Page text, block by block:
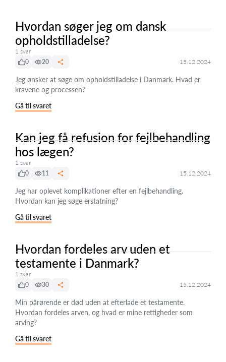
Hvordan søger jeg om dansk
opholdstilladelse?
1 svar
0
20 15.12.2024
Jeg ønsker at søge om opholdstilladelse i Danmark. Hvad er
kravene og processen?
Gå til svaret
Kan jeg få refusion for fejlbehandling
hos lægen?
1 svar
0
11 15.12.2024
Jeg har oplevet komplikationer efter en fejlbehandling.
Hvordan kan jeg søge erstatning?
Gå til svaret
Hvordan fordeles arv uden et
testamente i Danmark?
1 svar
0
30 15.12.2024
Min pårørende er død uden at efterlade et testamente.
Hvordan fordeles arven, og hvad er mine rettigheder som
arving?
Gå til svaret